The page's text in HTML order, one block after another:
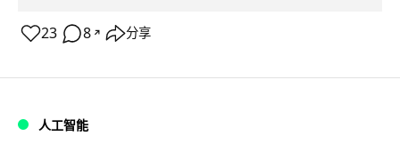
23 8 ↗ 分享
人工智能